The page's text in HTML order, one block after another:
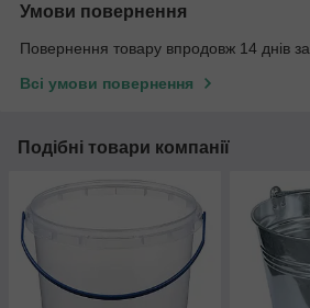
Умови повернення
Повернення товару впродовж 14 днів
Всі умови повернення
Подібні товари компанії